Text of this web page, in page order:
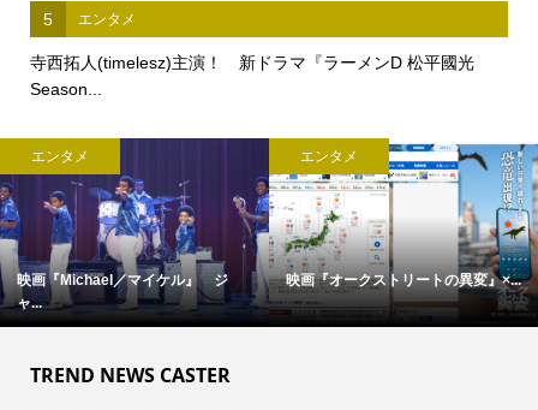
5 エンタメ
寺西拓人(timelesz)主演！ 新ドラマ『ラーメンD 松平國光
Season...
エンタメ
映画『オークストリートの異変』×...
エンタメ
完全撮り下ろし「2027年版 羽生結...
TREND NEWS CASTER